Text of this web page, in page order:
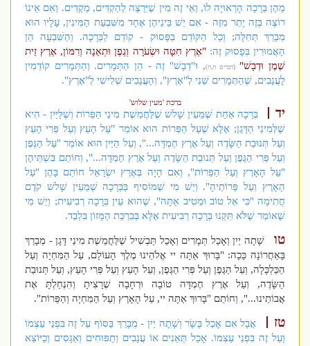
מֵהֶן בְּרָכָה הָרְאוּיָה לוֹ, וְאֵי זֶה מִין שֶׁיִּרְצֶה לְהַקְדִּים, מַקְדִּים. וְאִם אֵינוֹ
רוֹצֶה בְּזֶה יָתֵר מִזֶּה - אִם יֵשׁ בֵּינֵיהֶן אֶחָד מִשִּׁבְעַת הַמִּינִין, עָלָיו הוּא
מְבָרֵךְ תְּחִלָּה; וְכָל הַקּוֹדֵם בַּפָּסוּק - קוֹדֵם לַבְּרָכָה. וְהַשִּׁבְעָה הֵן
הָאֲמוּרִין בְּפָסוּק זֶה:"אֶרֶץ חִטָּה וּשְׂעֹרָה וְגֶפֶן וּתְאֵנָה וְרִמּוֹן, אֶרֶץ זֵית
שֶׁמֶן וּדְבָשׁ"
(דברים ח,ח), וּ"דְבָשׁ" זֶה - הֵן הַתְּמָרִים. וְהַתְּמָרִים קוֹדְמִין
לָעֲנָבִים, שֶׁהַתְּמָרִים שֵׁנִי לְ"אֶרֶץ", וְהָעֲנָבִים שְׁלִישִׁי לְ"אֶרֶץ".
ברכת 'מעין שלוש'
בְּרָכָה אַחַת שֶׁמֵּעֵין שָׁלשׁ שֶׁלַּחֲמֵשֶׁת מִינֵי הַפֵּרוֹת וְשֶׁלַּיַּיִן - הִיא
שֶׁלְּמִינֵי הַדָּגָן; אֶלָּא שֶׁעַל הַפֵּרוֹת הוּא אוֹמֵר "עַל הָעֵץ וְעַל פְּרִי הָעֵץ
וְעַל תְּנוּבַת הַשָּׂדֶה וְעַל אֶרֶץ חֶמְדָּה...", וְעַל הַיַּיִן הוּא אוֹמֵר "עַל הַגֶּפֶן
וְעַל פְּרִי הַגֶּפֶן וְעַל תְּנוּבַת הַשָּׂדֶה וְעַל אֶרֶץ חֶמְדָּה...", וְחוֹתֵם בִּשְׁתֵּיהֶן
"עַל הָאָרֶץ וְעַל הַפֵּרוֹת", וְאִם הָיָה בְּאֶרֶץ יִשְׂרָאֵל חוֹתֵם בָּהֶן "עַל
הָאָרֶץ וְעַל פֵּרוֹתֶיהָ". וְיֵשׁ מִי שֶׁמּוֹסִיף בַּבְּרָכָה שֶׁמֵּעֵין שָׁלשׁ קֹדֶם
חֲתִימָה "כִּי אֵל טוֹב וּמֵטִיב אָתָּה", שֶׁהוּא עֵין בְּרָכָה רְבִיעִית; וְיֵשׁ מִי
שֶׁאוֹמֵר שֶׁלֹּא תִּקְּנוּ בְּרָכָה רְבִיעִית אֶלָּא בְּבִרְכַּת הַמָּזוֹן בִּלְבַד.
טו שָׁתָה יַיִן וְאָכַל תְּמָרִים וְאָכַל תַּבְשִׁיל שֶׁלַּחֲמֵשֶׁת מִינֵי דָּגָן - מְבָרֵךְ
בָּאַחֲרוֹנָה כָּכָה: "בָּרוּךְ אַתָּה יי אֱלֹהֵינוּ מֶלֶךְ הָעוֹלָם, עַל הַמִּחְיָה וְעַל
הַכַּלְכָּלָה, וְעַל הַגֶּפֶן וְעַל פְּרִי הַגֶּפֶן, וְעַל הָעֵץ וְעַל פְּרִי הָעֵץ, וְעַל תְּנוּבַת
הַשָּׂדֶה, וְעַל אֶרֶץ חֶמְדָּה טוֹבָה וּרְחָבָה שֶׁרָצִיתָ וְהִנְחַלְתָּ אֶת
אֲבוֹתֵינוּ...", וְחוֹתֵם "בָּרוּךְ אַתָּה יי, עַל הָאָרֶץ וְעַל הַמִּחְיָה וְהַפֵּרוֹת".
טז
אֲבָל אִם אָכַל בָּשָׂר וְשָׁתָה יַיִן - מְבָרֵךְ בַּסּוֹף עַל זֶה בִּפְנֵי עַצְמוֹ
וְעַל זֶה בִּפְנֵי עַצְמוֹ. אָכַל תְּאֵנִים אוֹ עֲנָבִים וְתַפּוּחִים וְאַגָּסִים וְכַיּוֹצֵא